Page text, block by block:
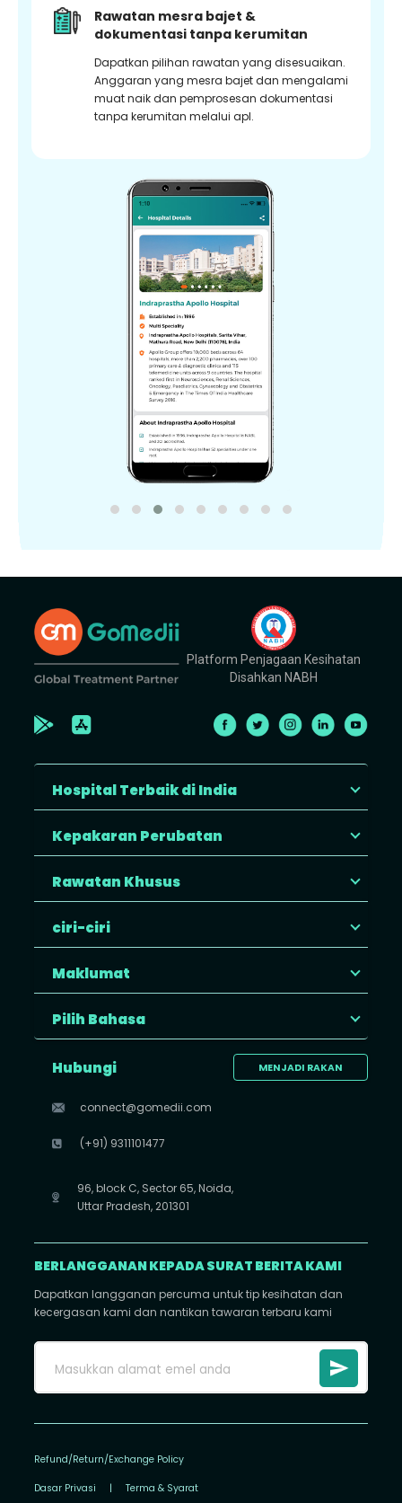
Rawatan mesra bajet &
dokumentasi tanpa kerumitan
Dapatkan pilihan rawatan yang disesuaikan.
Anggaran yang mesra bajet dan mengalami
muat naik dan pemprosesan dokumentasi
tanpa kerumitan melalui apl.
Platform Penjagaan Kesihatan
Disahkan NABH
Hospital Terbaik di India
Kepakaran Perubatan
Rawatan Khusus
ciri-ciri
Maklumat
Pilih Bahasa
MENJADI RAKAN
Hubungi
connect@gomedii.com
(+91) 9311101477
96, block C, Sector 65, Noida,
Uttar Pradesh, 201301
BERLANGGANAN KEPADA SURAT BERITA KAMI
Dapatkan langganan percuma untuk tip kesihatan dan
kecergasan kami dan nantikan tawaran terbaru kami
Refund/Return/Exchange Policy
Dasar Privasi | Terma & Syarat